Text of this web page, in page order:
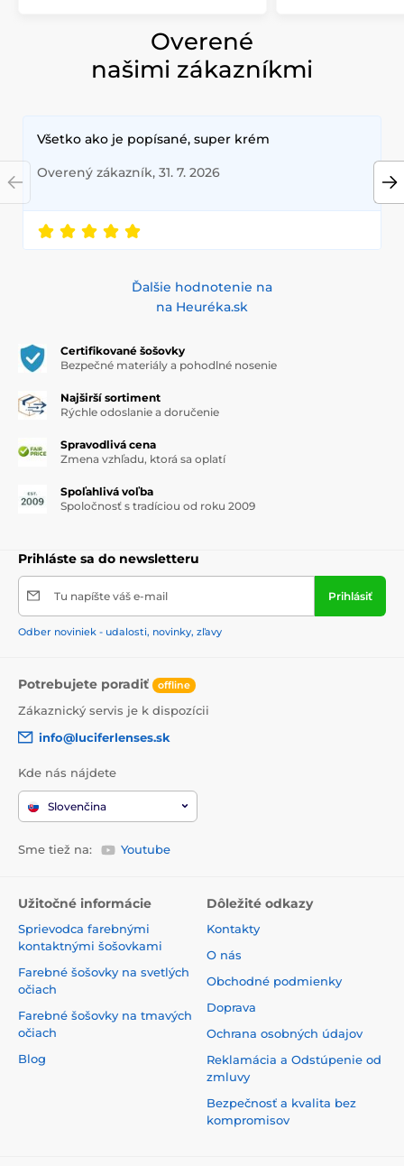
Overené
našimi zákazníkmi
Všetko ako je popísané, super krém
Overený zákazník, 31. 7. 2026
Ďalšie hodnotenie na
na Heuréka.sk
Certifikované šošovky
Bezpečné materiály a pohodlné nosenie
Najširší sortiment
Rýchle odoslanie a doručenie
Spravodlivá cena
Zmena vzhľadu, ktorá sa oplatí
Spoľahlivá voľba
Spoločnosť s tradíciou od roku 2009
Prihláste sa do newsletteru
Tu napíšte váš e-mail Prihlásiť
Odber noviniek - udalosti, novinky, zľavy
Potrebujete poradiť offline
Zákaznický servis je k dispozícii
info@luciferlenses.sk
Kde nás nájdete
Slovenčina
Sme tiež na: Youtube
Užitočné informácie
Sprievodca farebnými
kontaktnými šošovkami
Farebné šošovky na svetlých
očiach
Farebné šošovky na tmavých
očiach
Blog
Dôležité odkazy
Kontakty
O nás
Obchodné podmienky
Doprava
Ochrana osobných údajov
Reklamácia a Odstúpenie od
zmluvy
Bezpečnosť a kvalita bez
kompromisov